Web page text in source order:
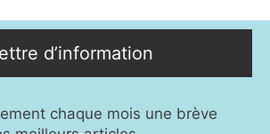
d’information
chaque mois une brève